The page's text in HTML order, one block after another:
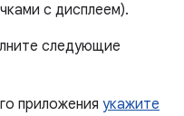
с дисплеем).
следующие
приложения укажите